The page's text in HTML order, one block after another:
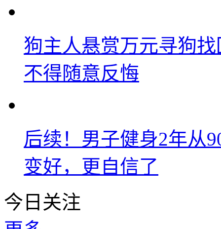
狗主人悬赏万元寻狗
不得随意反悔
后续！男子健身2年从
变好，更自信了
今日关注